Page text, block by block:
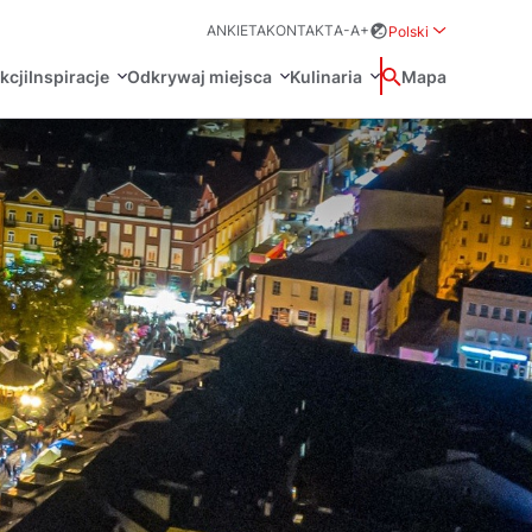
ANKIETAKONTAKTA-A+
Polski
Inspiracje
Certyfikaty POT
Odkrywaj miejsca
Turystyczne
Kulinaria
Restauracje Michelin
Wyszukaj
Mapa
Français
日本語
Svenska